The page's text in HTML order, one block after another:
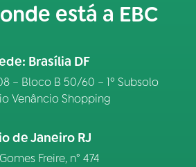
está a EBC
Brasília DF
– Bloco B 50/60 – 1º Subsolo
Venâncio Shopping
de Janeiro RJ
Freire, n° 474